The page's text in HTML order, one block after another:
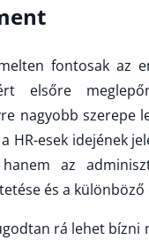
fontosak az
elsőre
nagyobb szerepe
HR-esek idejének
az
és a különböző
rá lehet bízni